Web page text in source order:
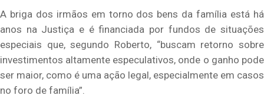
A briga dos irmãos em torno dos bens da família está há
anos na Justiça e é financiada por fundos de situações
especiais que, segundo Roberto, “buscam retorno sobre
investimentos altamente especulativos, onde o ganho pode
ser maior, como é uma ação legal, especialmente em casos
no foro de família”.